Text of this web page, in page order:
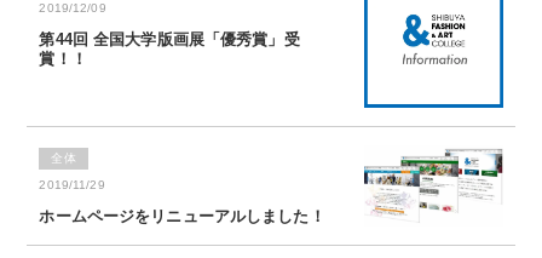
2019/12/09
第44回 全国大学版画展「優秀賞」受
賞！！
全体
2019/11/29
ホームページをリニューアルしました！